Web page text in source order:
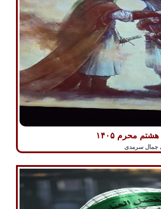
محرم ۱۴۰۵
جمال سرمدی